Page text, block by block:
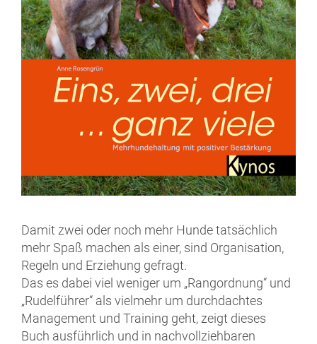
Damit zwei oder noch mehr Hunde tatsächlich
mehr Spaß machen als einer, sind Organisation,
Regeln und Erziehung gefragt.
Das es dabei viel weniger um „Rangordnung“ und
„Rudelführer“ als vielmehr um durchdachtes
Management und Training geht, zeigt dieses
Buch ausführlich und in nachvollziehbaren